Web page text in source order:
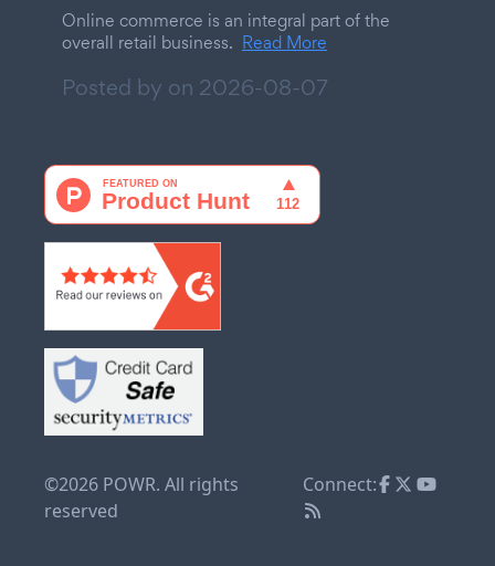
Online commerce is an integral part of the
overall retail business. Read More
Posted by on 2026-08-07
©2026 POWR. All rights
reserved
Connect: